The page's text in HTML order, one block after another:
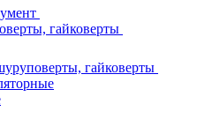
гайковерты
гайковерты